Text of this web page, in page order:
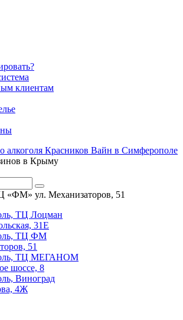
клиентам
в Крыму
«ФМ» ул. Механизаторов, 51
ТЦ Лоцман
31Е
ТЦ ФМ
51
ТЦ МЕГАНОМ
шоссе, 8
Виноград
4Ж